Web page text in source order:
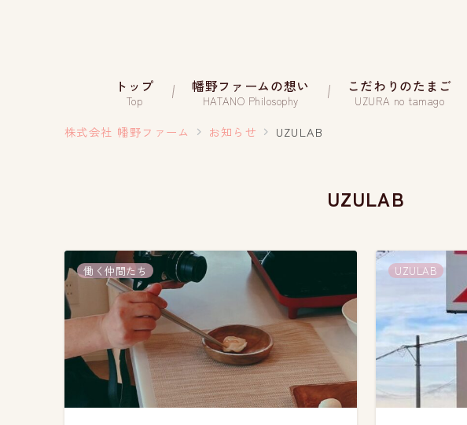
トップ
Top
幡野ファームの想い
HATANO Philosophy
こだわりのたまご
UZURA no tamago
株式会社 幡野ファーム お知らせ UZULAB
UZULAB
働く仲間たち UZULAB